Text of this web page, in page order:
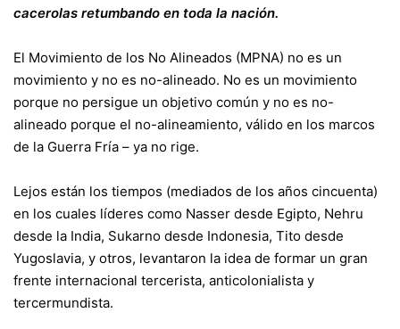
cacerolas retumbando en toda la nación.
El Movimiento de los No Alineados (MPNA) no es un
movimiento y no es no-alineado. No es un movimiento
porque no persigue un objetivo común y no es no-
alineado porque el no-alineamiento, válido en los marcos
de la Guerra Fría – ya no rige.
Lejos están los tiempos (mediados de los años cincuenta)
en los cuales líderes como Nasser desde Egipto, Nehru
desde la India, Sukarno desde Indonesia, Tito desde
Yugoslavia, y otros, levantaron la idea de formar un gran
frente internacional tercerista, anticolonialista y
tercermundista.